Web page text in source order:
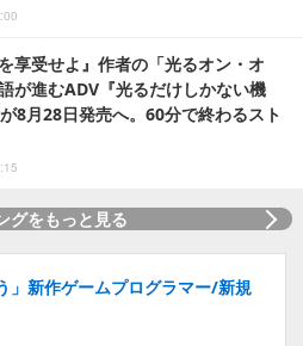
享受せよ』作者の「光るオン・オ
が進むADV『光るだけしかない機
8月28日発売へ。60分で終わるスト
グをもっと見る
」新作ゲームプログラマー/新規